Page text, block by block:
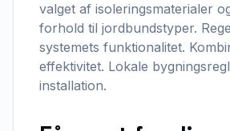
valget af isoleringsmaterialer
forhold til jordbundstyper.
systemets funktionalitet.
effektivitet. Lokale
installation.